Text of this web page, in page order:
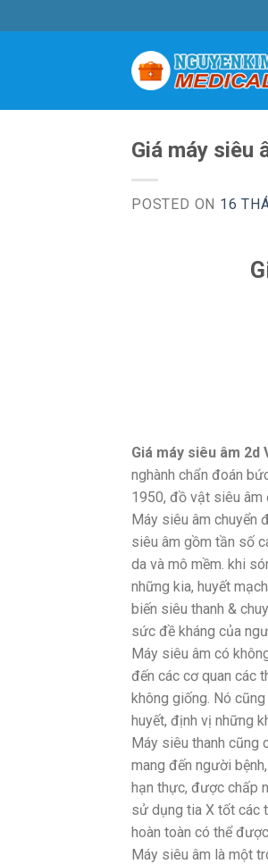
to
Giá máy siêu
POSTED ON 16
Giá máy siêu âm 2d
nghành chẩn đoán
1950, đồ vật siêu âm
Máy siêu âm chuyển
siêu âm gồm tần số
da và mô mềm. khi
những kia, huyết
biến siêu thanh &
sức đề kháng của
Máy siêu âm có
đến các cơ quan các
không giống. Nó
huyết, định vị những
Máy siêu thanh cũng
mang đến người
hạn thực, được chấp
sử dụng tia X tốt các
hoàn toàn có thể
Máy siêu âm là một